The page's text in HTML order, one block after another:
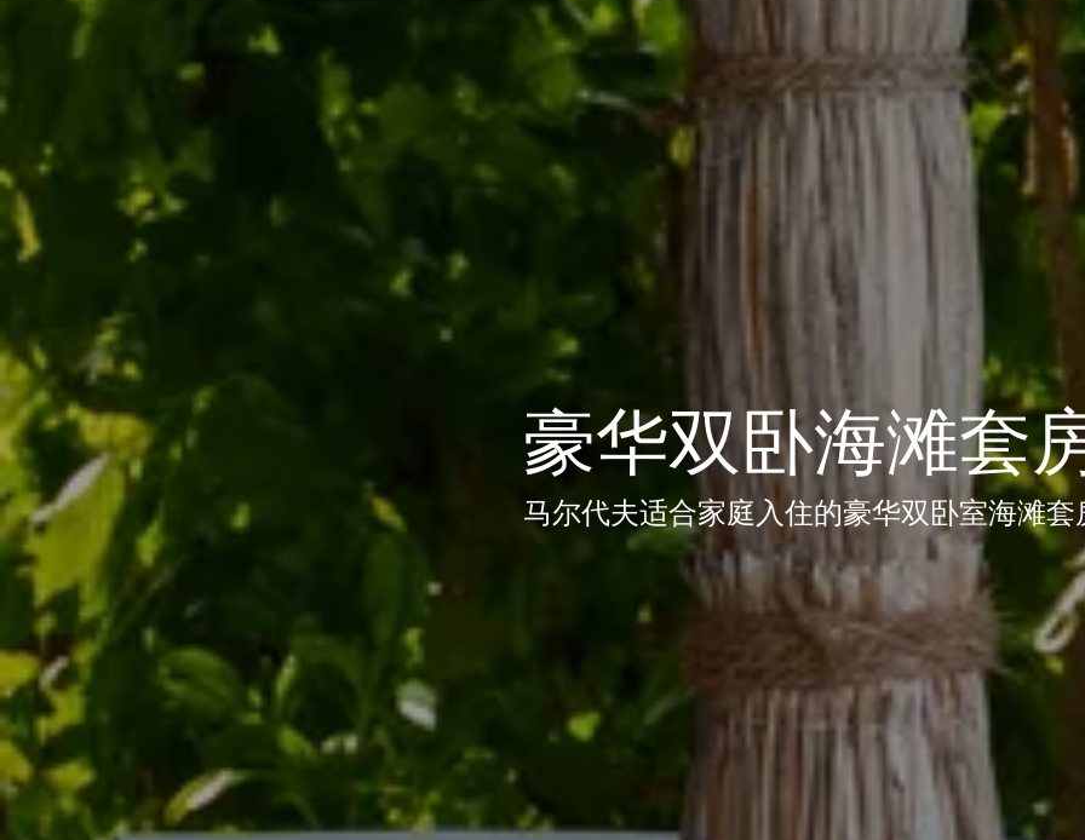
豪华双卧海滩套
马尔代夫适合家庭入住的豪华双卧室海滩套